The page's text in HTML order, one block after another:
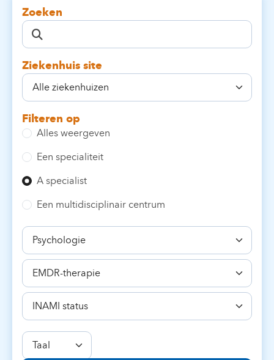
Zoeken
Ziekenhuis site
Filteren op
Alles weergeven
Een specialiteit
A specialist
Een multidisciplinair centrum
Specialiteit
Bekwaamheid
INAMI
status
Taal